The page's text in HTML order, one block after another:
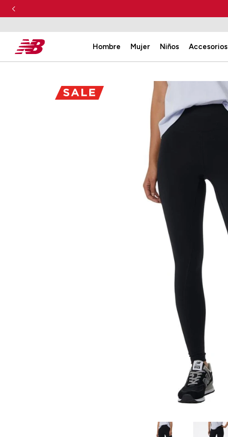
Hombre Mujer Niños Accesorios